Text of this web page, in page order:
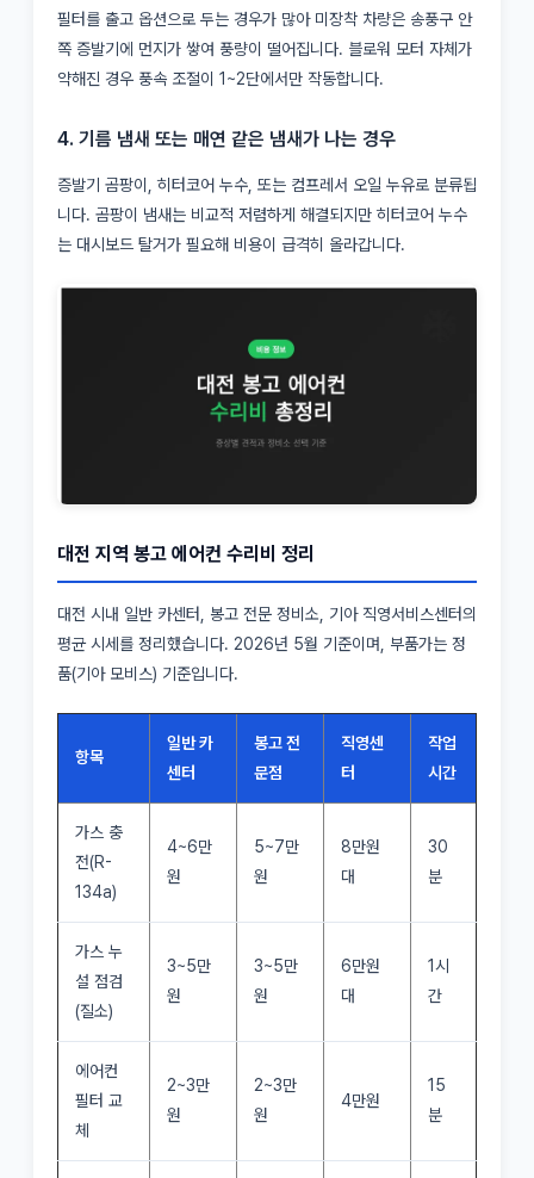
필터를 출고 옵션으로 두는 경우가 많아 미장착 차량은 송풍구 안
쪽 증발기에 먼지가 쌓여 풍량이 떨어집니다. 블로워 모터 자체가
약해진 경우 풍속 조절이 1~2단에서만 작동합니다.
4. 기름 냄새 또는 매연 같은 냄새가 나는 경우
증발기 곰팡이, 히터코어 누수, 또는 컴프레서 오일 누유로 분류됩
니다. 곰팡이 냄새는 비교적 저렴하게 해결되지만 히터코어 누수
는 대시보드 탈거가 필요해 비용이 급격히 올라갑니다.
대전 지역 봉고 에어컨 수리비 정리
대전 시내 일반 카센터, 봉고 전문 정비소, 기아 직영서비스센터의
평균 시세를 정리했습니다. 2026년 5월 기준이며, 부품가는 정
품(기아 모비스) 기준입니다.
항목
일반 카
센터
봉고 전
문점
직영센
터
작업
시간
가스 충
전(R-
134a)
4~6만
원
5~7만
원
8만원
대
30
분
가스 누
설 점검
(질소)
3~5만
원
3~5만
원
6만원
대
1시
간
에어컨
필터 교
체
2~3만
원
2~3만
원
4만원
15
분